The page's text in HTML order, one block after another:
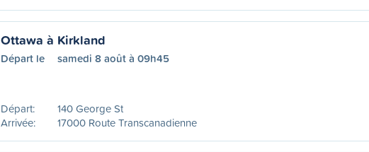
Ottawa à Kirkland
Départ le samedi 8 août à 09h45
Départ:
140 George St
Arrivée:
17000 Route Transcanadienne